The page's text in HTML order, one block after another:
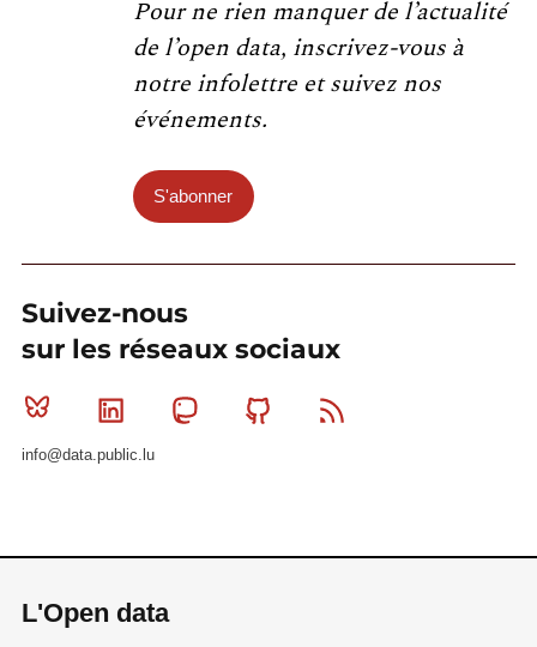
Pour ne rien manquer de l’actualité
de l’open data, inscrivez-vous à
notre infolettre et suivez nos
événements.
S'abonner
Suivez-nous
sur les réseaux sociaux
Bluesky Linkedin MastodonGithub
info@data.public.lu
L'Open data